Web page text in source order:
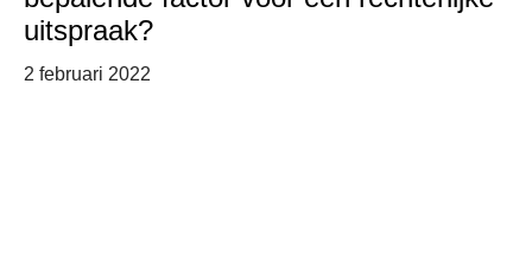
uitspraak?
2 februari 2022